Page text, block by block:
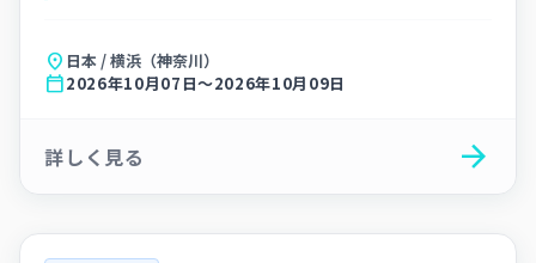
location_on 日本 / 横浜（神奈川）
calendar_today2026年10月07日～2026年10月09日
詳しく見る arrow_forward